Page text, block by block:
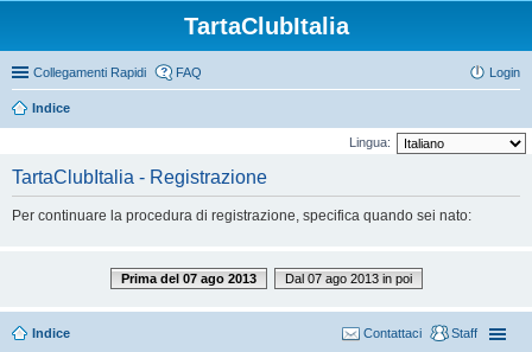
TartaClubItalia
Collegamenti Rapidi FAQ Login
Indice
Lingua:
TartaClubItalia - Registrazione
Per continuare la procedura di registrazione, specifica quando sei nato:
Prima del 07 ago 2013 Dal 07 ago 2013 in poi
Indice Staff
Contattaci